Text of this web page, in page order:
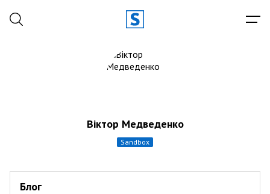
Віктор Медведенко
sandbox
Блог